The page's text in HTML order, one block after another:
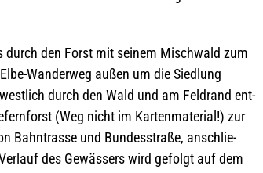
durch den Forst mit sei­nem Misch­wald zum
Wan­der­weg außen um die Sied­lung
durch den Wald und am Feld­rand ent­
(Weg nicht im Kar­ten­ma­te­rial!) zur
Bahn­trasse und Bun­des­straße, anschlie­
des Gewäs­sers wird gefolgt auf dem